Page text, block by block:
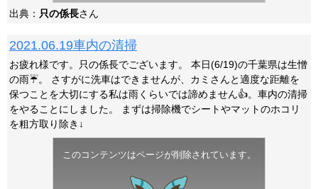
出典： 只の係長さん
2021.06.19車内の清掃
お疲れ様です。只の係長でございます。 本日(6/19)の千葉県は生憎
の雨☔️。 さすがに洗車はできませんが、カミさんと適度な距離を
保つことを大切にする私は雨くらいでは諦めません👍️。車内の清掃
をやることにしました。 まずは掃除機でシートやマットのホコリ
を粗方取り除き↓
このコンテンツはページが削除されています。